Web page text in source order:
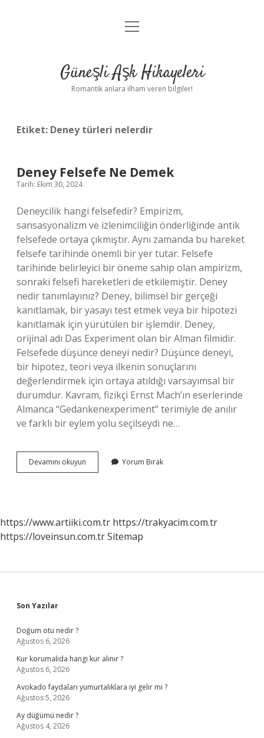
Anasayfa
Yasal Uyarı
menüyü
Güneşli Aşk Hikayeleri
Romantik anlara ilham veren bilgiler!
Etiket: Deney türleri nelerdir
Deney Felsefe Ne Demek
Tarih: Ekim 30, 2024
Deneycilik hangi felsefedir? Empirizm,
sansasyonalizm ve izlenimciliğin önderliğinde antik
felsefede ortaya çıkmıştır. Aynı zamanda bu hareket
felsefe tarihinde önemli bir yer tutar. Felsefe
tarihinde belirleyici bir öneme sahip olan ampirizm,
sonraki felsefi hareketleri de etkilemiştir. Deney
nedir tanımlayınız? Deney, bilimsel bir gerçeği
kanıtlamak, bir yasayı test etmek veya bir hipotezi
kanıtlamak için yürütülen bir işlemdir. Deney,
orijinal adı Das Experiment olan bir Alman filmidir.
Felsefede düşünce deneyi nedir? Düşünce deneyi,
bir hipotez, teori veya ilkenin sonuçlarını
değerlendirmek için ortaya atıldığı varsayımsal bir
durumdur. Kavram, fizikçi Ernst Mach’ın eserlerinde
Almanca “Gedankenexperiment” terimiyle de anılır
ve farklı bir eylem yolu seçilseydi ne…
Devamını okuyun
Felsefe
Yorum Bırak
https://www.artiiki.com.tr https://trakyacim.com.tr
https://loveinsun.com.trSitemap
Sidebar
Son Yazılar
Doğum otu nedir ?
Ağustos 6, 2026
Kur korumalıda hangi kur alınır ?
Ağustos 6, 2026
Avokado faydaları yumurtalıklara iyi gelir mi ?
Ağustos 5, 2026
Ay düğümü nedir ?
Ağustos 4, 2026